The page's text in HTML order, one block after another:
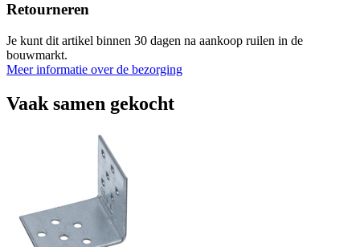
Retourneren
Je kunt dit artikel binnen 30 dagen na aankoop ruilen in de
bouwmarkt.
Meer informatie over de bezorging
Vaak samen gekocht